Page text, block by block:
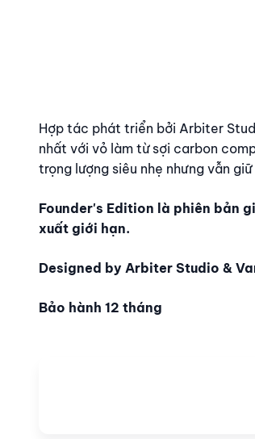
Nội dung
Hợp tác phát triển bởi Arbiter
nhất với vỏ làm từ sợi carbon
trọng lượng siêu nhẹ nhưng vẫn
Founder's Edition là phiên bản
xuất giới hạn.
Designed by Arbiter Studio &
Bảo hành 12 tháng